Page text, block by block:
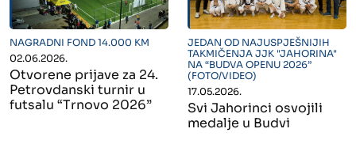
" alt="">
NAGRADNI FOND 14.000 KM
02.06.2026.
Otvorene prijave za 24.
Petrovdanski turnir u
futsalu “Trnovo 2026”
" alt="">
JEDAN OD NAJUSPJEŠNIJIH
TAKMIČENJA JJK "JAHORINA"
NA “BUDVA OPENU 2026”
(FOTO/VIDEO)
17.05.2026.
Svi Jahorinci osvojili
medalje u Budvi